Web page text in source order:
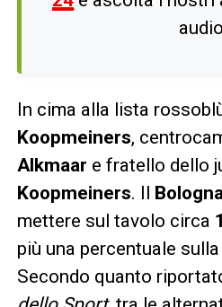
In cima alla lista
Koopmeiners,
Alkmaar e fratello dello
Koopmeiners. Il
mettere sul tavolo circa
più una percentuale
Secondo quanto